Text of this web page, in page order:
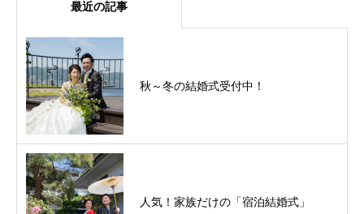
最近の記事
秋～冬の結婚式受付中！
人気！家族だけの「宿泊結婚式」